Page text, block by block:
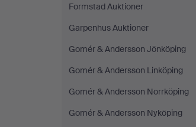
Formstad Auktioner
Garpenhus Auktioner
Gomér & Andersson Jönköping
Gomér & Andersson Linköping
Gomér & Andersson Norrköping
Gomér & Andersson Nyköping